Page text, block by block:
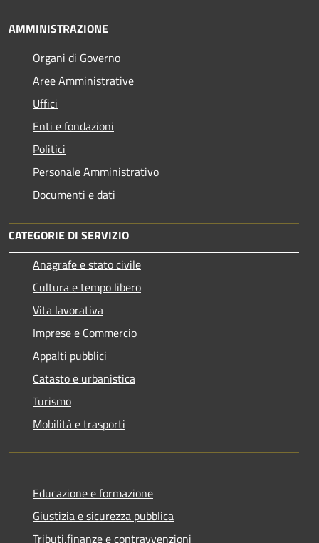
AMMINISTRAZIONE
Organi di Governo
Aree Amministrative
Uffici
Enti e fondazioni
Politici
Personale Amministrativo
Documenti e dati
CATEGORIE DI SERVIZIO
Anagrafe e stato civile
Cultura e tempo libero
Vita lavorativa
Imprese e Commercio
Appalti pubblici
Catasto e urbanistica
Turismo
Mobilità e trasporti
Educazione e formazione
Giustizia e sicurezza pubblica
Tributi,finanze e contravvenzioni